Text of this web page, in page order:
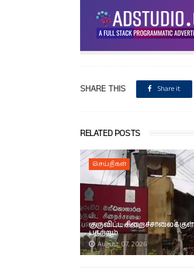
SHARE THIS Share it
RELATED POSTS
செய்திகள்
குருவிட்ட சிறைச்சாலைக்குள்
பதற்றம்
August 07, 2026